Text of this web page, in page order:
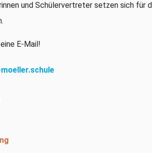
und Schülervertreter setzen sich für
E-Mail!